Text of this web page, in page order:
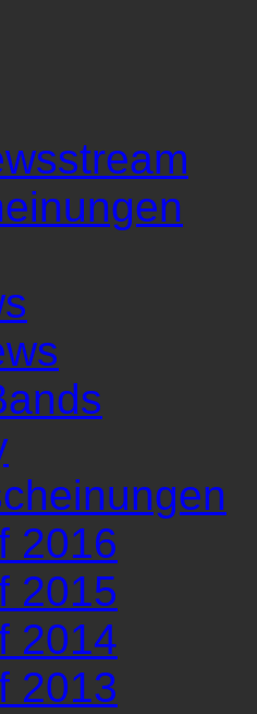
2016
2015
2014
2013